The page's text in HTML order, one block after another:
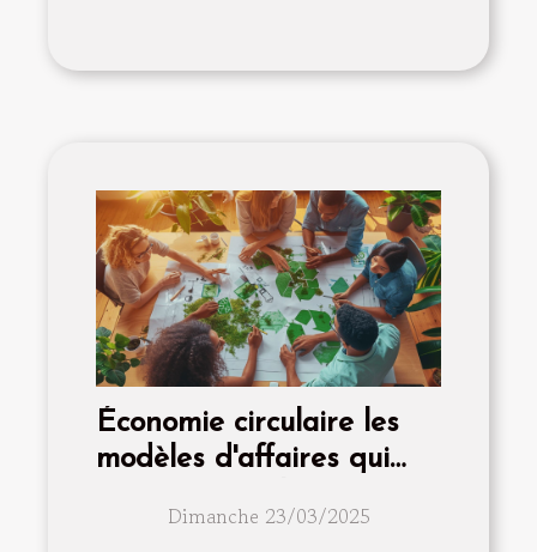
Économie circulaire les
modèles d'affaires qui
industriesDimanche 23/03/2025